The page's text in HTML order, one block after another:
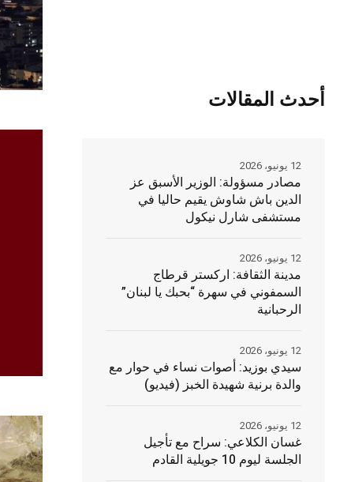
أحدث المقالات
مصادر مسؤولة: الوزير الأسبق عز
الدين باش شاوش يقيم حاليا في
مستشفى شارل نيكول
12 يونيو، 2026
مدينة الثقافة: اركستر قرطاج
السمفوني في سهرة “بحبك يا لبنان”
الرحبانية
12 يونيو، 2026
سيدي بوزيد: أصوات نساء في حوار مع
والدة برنية شهيدة الخبز (فيديو)
12 يونيو، 2026
غسان الكلاعي: سراح مع تأجيل
الجلسة ليوم 10 جويلية القادم
12 يونيو، 2026